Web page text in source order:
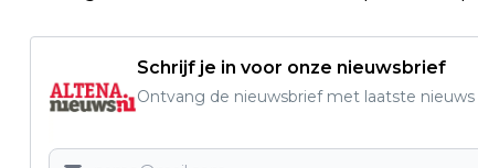
Schrijf je in voor onze nieuwsbrief
Ontvang de nieuwsbrief met laatste